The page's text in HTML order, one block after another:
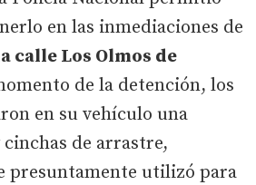
en las inmediaciones de
calle Los Olmos de
de la detención, los
en su vehículo una
de arrastre,
presuntamente utilizó para